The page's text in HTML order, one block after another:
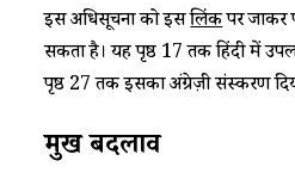
इस अधिसूचना को इसलिंकपर जाकर
सकता है। यह पृष्ठ 17 तक हिंदी में
पृष्ठ 27 तक इसका अंग्रेज़ी संस्करण
प्रमुख बदलाव